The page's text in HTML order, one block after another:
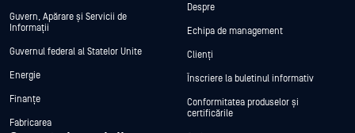
Guvern, Apărare și Servicii de
Informații
Guvernul federal al Statelor Unite
Energie
Finanțe
Fabricarea
Despre
Echipa de management
Clienți
Înscriere la buletinul informativ
Conformitatea produselor și
certificările